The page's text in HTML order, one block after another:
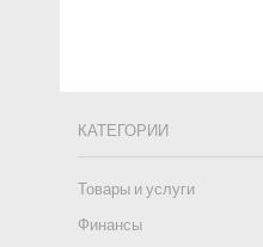
КАТЕГОРИИ
Товары и услуги
Финансы